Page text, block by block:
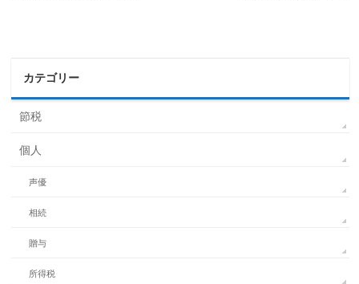
カテゴリー
節税
個人
声優
相続
贈与
所得税